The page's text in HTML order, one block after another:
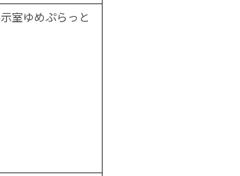
室ゆめぷらっと